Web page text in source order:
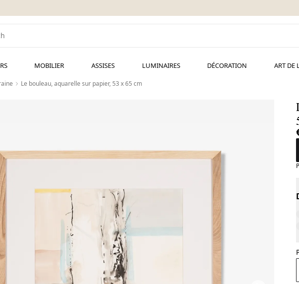
MOBILIER ASSISES LUMINAIRES DÉCORATION ART DE
Le bouleau, aquarelle sur papier, 53 x 65 cm